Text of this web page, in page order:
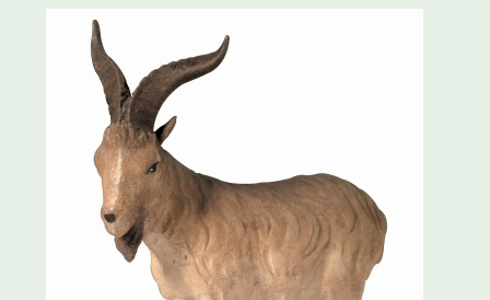
Holzkunst nach Hersteller
Schwibbogen
Räucherfiguren
Pyramiden